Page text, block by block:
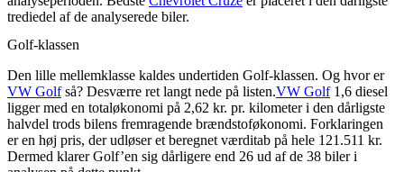
trediedel af de analyserede biler.
Golf-klassen
Den lille mellemklasse kaldes undertiden Golf-klassen. Og hvor er
VW Golfså? Desværre ret langt nede på listen.VW Golf1,6 diesel
ligger med en totaløkonomi på 2,62 kr. pr. kilometer i den dårligste
halvdel trods bilens fremragende brændstoføkonomi. Forklaringen
er en høj pris, der udløser et beregnet værditab på hele 121.511 kr.
Dermed klarer Golf’en sig dårligere end 26 ud af de 38 biler i